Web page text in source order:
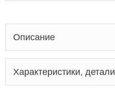
Описание
Характеристики, детали